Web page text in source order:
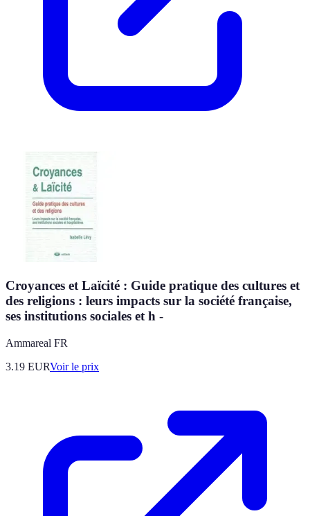
Croyances et Laïcité : Guide pratique des cultures et
des religions : leurs impacts sur la société française,
ses institutions sociales et h -
Ammareal FR
3.19 EURVoir le prix